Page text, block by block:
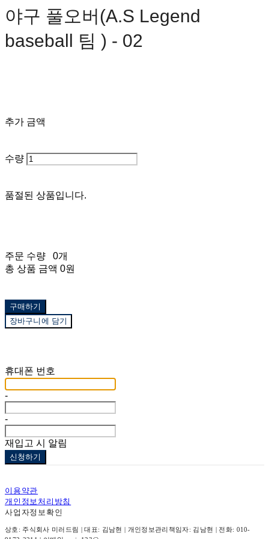
야구 풀오버(A.S Legend
baseball 팀 ) - 02
추가 금액
수량
품절된 상품입니다.
주문 수량
0개
총 상품 금액 0원
구매하기
장바구니에 담기
휴대폰 번호
-
-
재입고 시 알림
신청하기
이용약관
개인정보처리방침
사업자정보확인
상호: 주식회사 미러드림 | 대표: 김남현 | 개인정보관리책임자: 김남현 | 전화: 010-